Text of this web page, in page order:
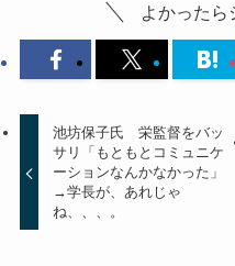
よかったら
池坊保子氏 栄監督をバッ
サリ「もともとコミュニケ
ーションなんかなかった」
→学長が、あれじゃ
ね、、、。